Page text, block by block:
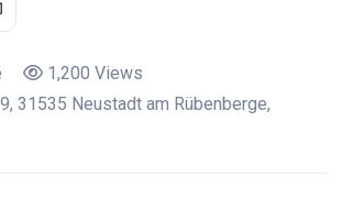
1,200 Views
31535 Neustadt am Rübenberge,